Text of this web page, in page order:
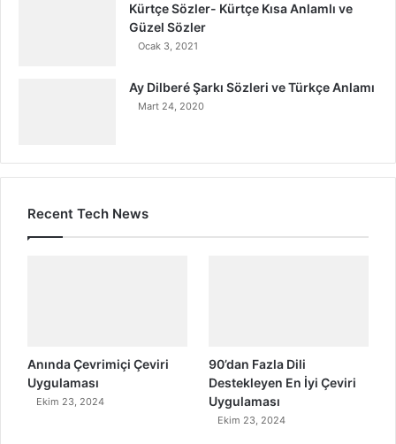
Kürtçe Sözler- Kürtçe Kısa Anlamlı ve
Güzel Sözler
Ocak 3, 2021
Ay Dilberé Şarkı Sözleri ve Türkçe Anlamı
Mart 24, 2020
Recent Tech News
Anında Çevrimiçi Çeviri
Uygulaması
Ekim 23, 2024
90’dan Fazla Dili
Destekleyen En İyi Çeviri
Uygulaması
Ekim 23, 2024